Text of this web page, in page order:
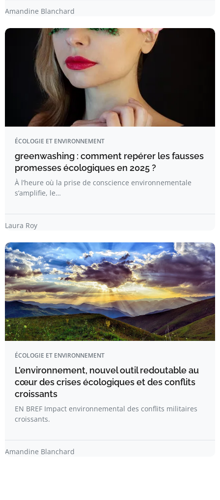
Amandine Blanchard
ÉCOLOGIE ET ENVIRONNEMENT
greenwashing : comment repérer les fausses
promesses écologiques en 2025 ?
À l’heure où la prise de conscience environnementale
s’amplifie, le…
Laura Roy
ÉCOLOGIE ET ENVIRONNEMENT
L’environnement, nouvel outil redoutable au
cœur des crises écologiques et des conflits
croissants
EN BREF Impact environnemental des conflits militaires
croissants.
Amandine Blanchard